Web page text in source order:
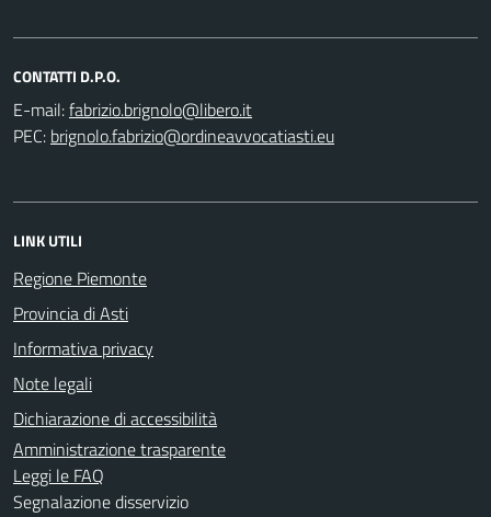
CONTATTI D.P.O.
E-mail:
PEC:
LINK UTILI
Regione Piemonte
Provincia di Asti
Informativa privacy
Note legali
Dichiarazione di accessibilità
Amministrazione trasparente
Leggi le FAQ
Segnalazione disservizio